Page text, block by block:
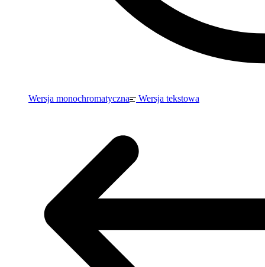
Wersja monochromatyczna Wersja tekstowa